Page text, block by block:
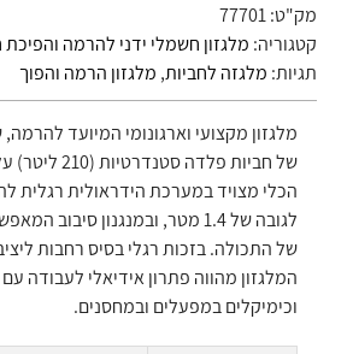
מק"ט:77701
קטגוריה: מלגזון חשמלי ידני להרמה והפיכת
תגיות: מלגזה לחביות, מלגזון הרמה והפוך
מלגזון מקצועי וארגונומי המיועד להרמה,
של חביות פלדה
הכלי מצויד במערכת הידראולית רגלית
לגובה של 1.4 מטר, ובמנגנון סיבוב
של התכולה. בזכות רגלי בסיס רחבות
המלגזון מהווה פתרון אידיאלי לעבודה
וכימיקלים במפעלים ובמחסנים.